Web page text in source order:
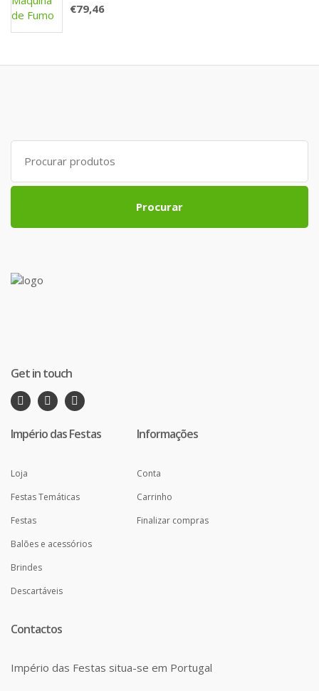
€79,46
Search
for:
Procurar
Get in touch
Império das Festas
Loja
Festas Temáticas
Festas
Balões e acessórios
Brindes
Descartáveis
Informações
Conta
Carrinho
Finalizar compras
Contactos
Império das Festas situa-se em Portugal